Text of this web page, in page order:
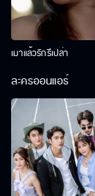
เมาแล้วรักรึเปล่า
ละครออนแอร์